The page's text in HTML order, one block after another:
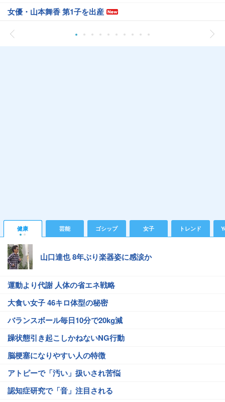
女優・山本舞香 第1子を出産
健康 芸能 ゴシップ 女子 トレンド
山口達也 8年ぶり楽器姿に感涙か
運動より代謝 人体の省エネ戦略
大食い女子 46キロ体型の秘密
バランスボール毎日10分で20kg減
躁状態引き起こしかねないNG行動
脳梗塞になりやすい人の特徴
アトピーで「汚い」扱いされ苦悩
認知症研究で「音」注目される